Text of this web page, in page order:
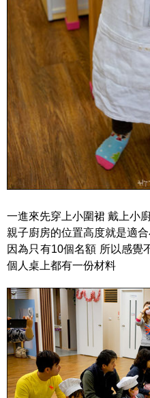
一進來先穿上小圍裙 戴上小
親子廚房的位置高度就是適
因為只有10個名額 所以感覺
個人桌上都有一份材料